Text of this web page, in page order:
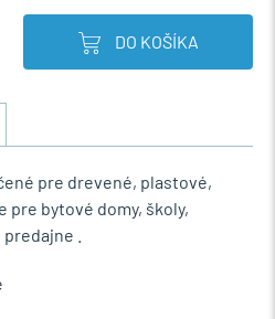
DO KOŠÍKA
pre drevené, plastové,
pre bytové domy, školy,
.